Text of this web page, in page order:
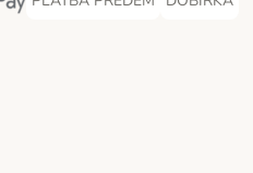
Method
Payment Method
PLATBA PŘEDEM Payment
DOBÍRKA
Method